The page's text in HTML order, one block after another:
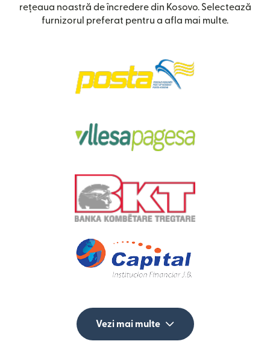
rețeaua noastră de încredere din Kosovo. Selectează
furnizorul preferat pentru a afla mai multe.
Vezi mai multe